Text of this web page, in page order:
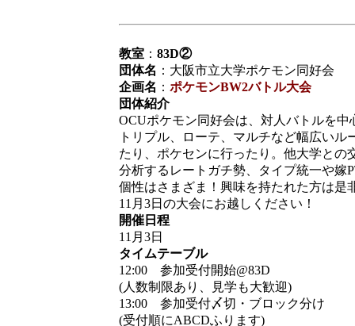
教室 ： 83D②
団体名 ：大阪市立大学ポケモン同好会
企画名 ： ポケモンBW2バトル大会
団体紹介
OCUポケモン同好会は、対人バトルを
トリプル、ローテ、マルチなど幅広い
たり、ポケセンに行ったり。他大学と
分析するレートガチ勢、タイプ統一や嫁
個性はさまざま！興味を持たれた方は是
11月3日の大会にお越しください！
開催日程
11月3日
タイムテーブル
12:00 参加受付開始@83D
(人数制限あり、見学も大歓迎)
13:00 参加受付〆切・ブロック分け
(受付順にABCDふります)